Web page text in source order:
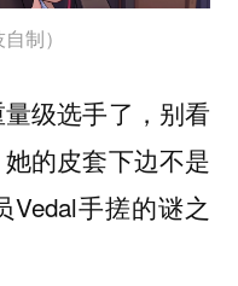
制）
级选手了，别看
的皮套下边不是
Vedal手搓的谜之